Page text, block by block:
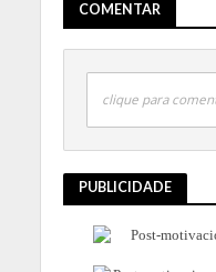
COMENTAR
clique para
PUBLICIDADE